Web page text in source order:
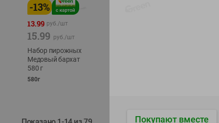
-13%
13.99 руб./шт
15.99 руб./шт
Набор пирожных
Медовый бархат
580 г
580г
Покупают вместе